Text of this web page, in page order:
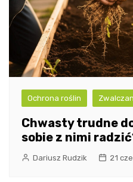
Ochrona roślin
Chwasty trudne
sobie z nimi
Dariusz Rudzik 21